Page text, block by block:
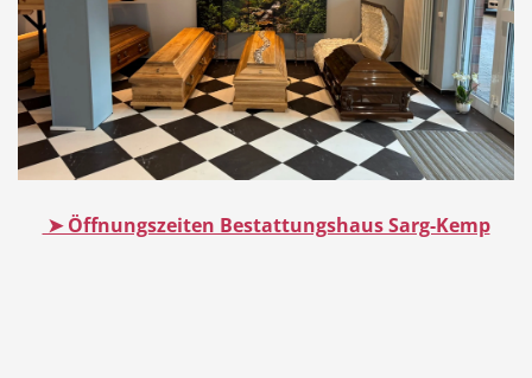
➤ Öffnungszeiten Bestattungshaus Sarg-Kemp